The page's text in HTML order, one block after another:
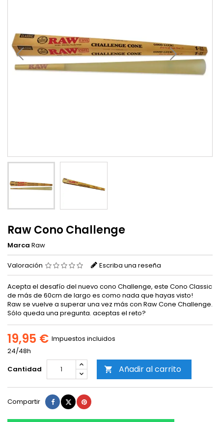
Raw Cono Challenge
Marca Raw
Valoración Escriba una reseña
Acepta el desafío del nuevo cono Challenge, este Cono Classic
de más de 60cm de largo es como nada que hayas visto!
Raw se vuelve a superar una vez más con Raw Cone Challenge.
Sólo queda una pregunta. aceptas el reto?
19,95 € Impuestos incluidos
24/48h
Cantidad
 Añadir al carrito
Compartir Compartir
TuitearPinterest